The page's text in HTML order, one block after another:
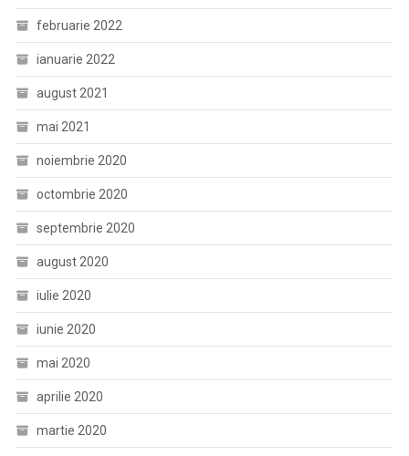
februarie 2022
ianuarie 2022
august 2021
mai 2021
noiembrie 2020
octombrie 2020
septembrie 2020
august 2020
iulie 2020
iunie 2020
mai 2020
aprilie 2020
martie 2020